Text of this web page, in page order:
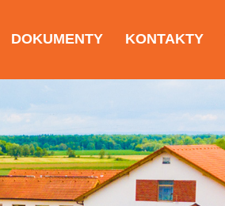
DOKUMENTY KONTAKTY